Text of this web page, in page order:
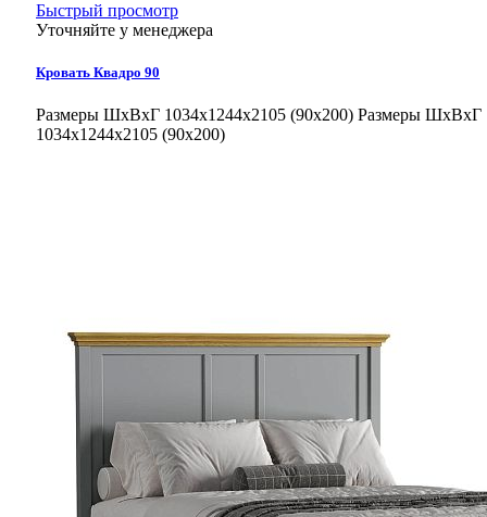
Быстрый просмотр
Уточняйте у менеджера
Кровать Квадро 90
Размеры ШхВхГ 1034x1244x2105 (90x200) Размеры ШхВхГ
1034x1244x2105 (90x200)